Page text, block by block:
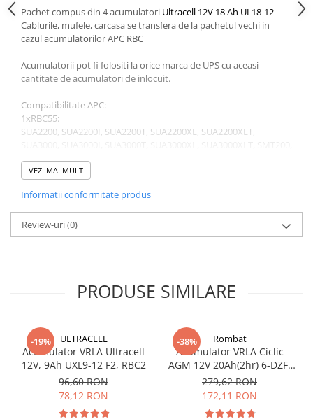
Pachet compus din 4 acumulatori Ultracell 12V 18 Ah UL18-12
Cablurile, mufele, carcasa se transfera de la pachetul vechi in
cazul acumulatorilor APC RBC
Acumulatorii pot fi folositi la orice marca de UPS cu aceasi
cantitate de acumulatori de inlocuit.
Compatibilitate APC:
1xRBC55:
SUA2200, SUA2200I, SUA2200T, SUA2200XL, SUA2200XLT,
SMT2200, SMT2200I, SUA3000UXI, SUA3000ICH, SUA2200X115,
SUA3000-BR, SUA2200-BR, SUA3000XL-NETPKG, SUA2200UXICH,
SUA2200XL-NETPKG
2xRBC55:
SUA5000RMI5U, DLA5000RMI5U, SUA48XLBP
VEZI MAI MULT
Informatii conformitate produs
Review-uri(0)
PRODUSE SIMILARE
-19% ULTRACELL
Acumulator VRLA Ultracell
12V, 9Ah UXL9-12 F2, RBC2
96,60 RON
78,12 RON
-38% Rombat
Acumulator VRLA Ciclic
AGM 12V 20Ah(2hr) 6-DZF-
20 / 6-DZM-20 pentru
biciclete electrice
279,62 RON
172,11 RON